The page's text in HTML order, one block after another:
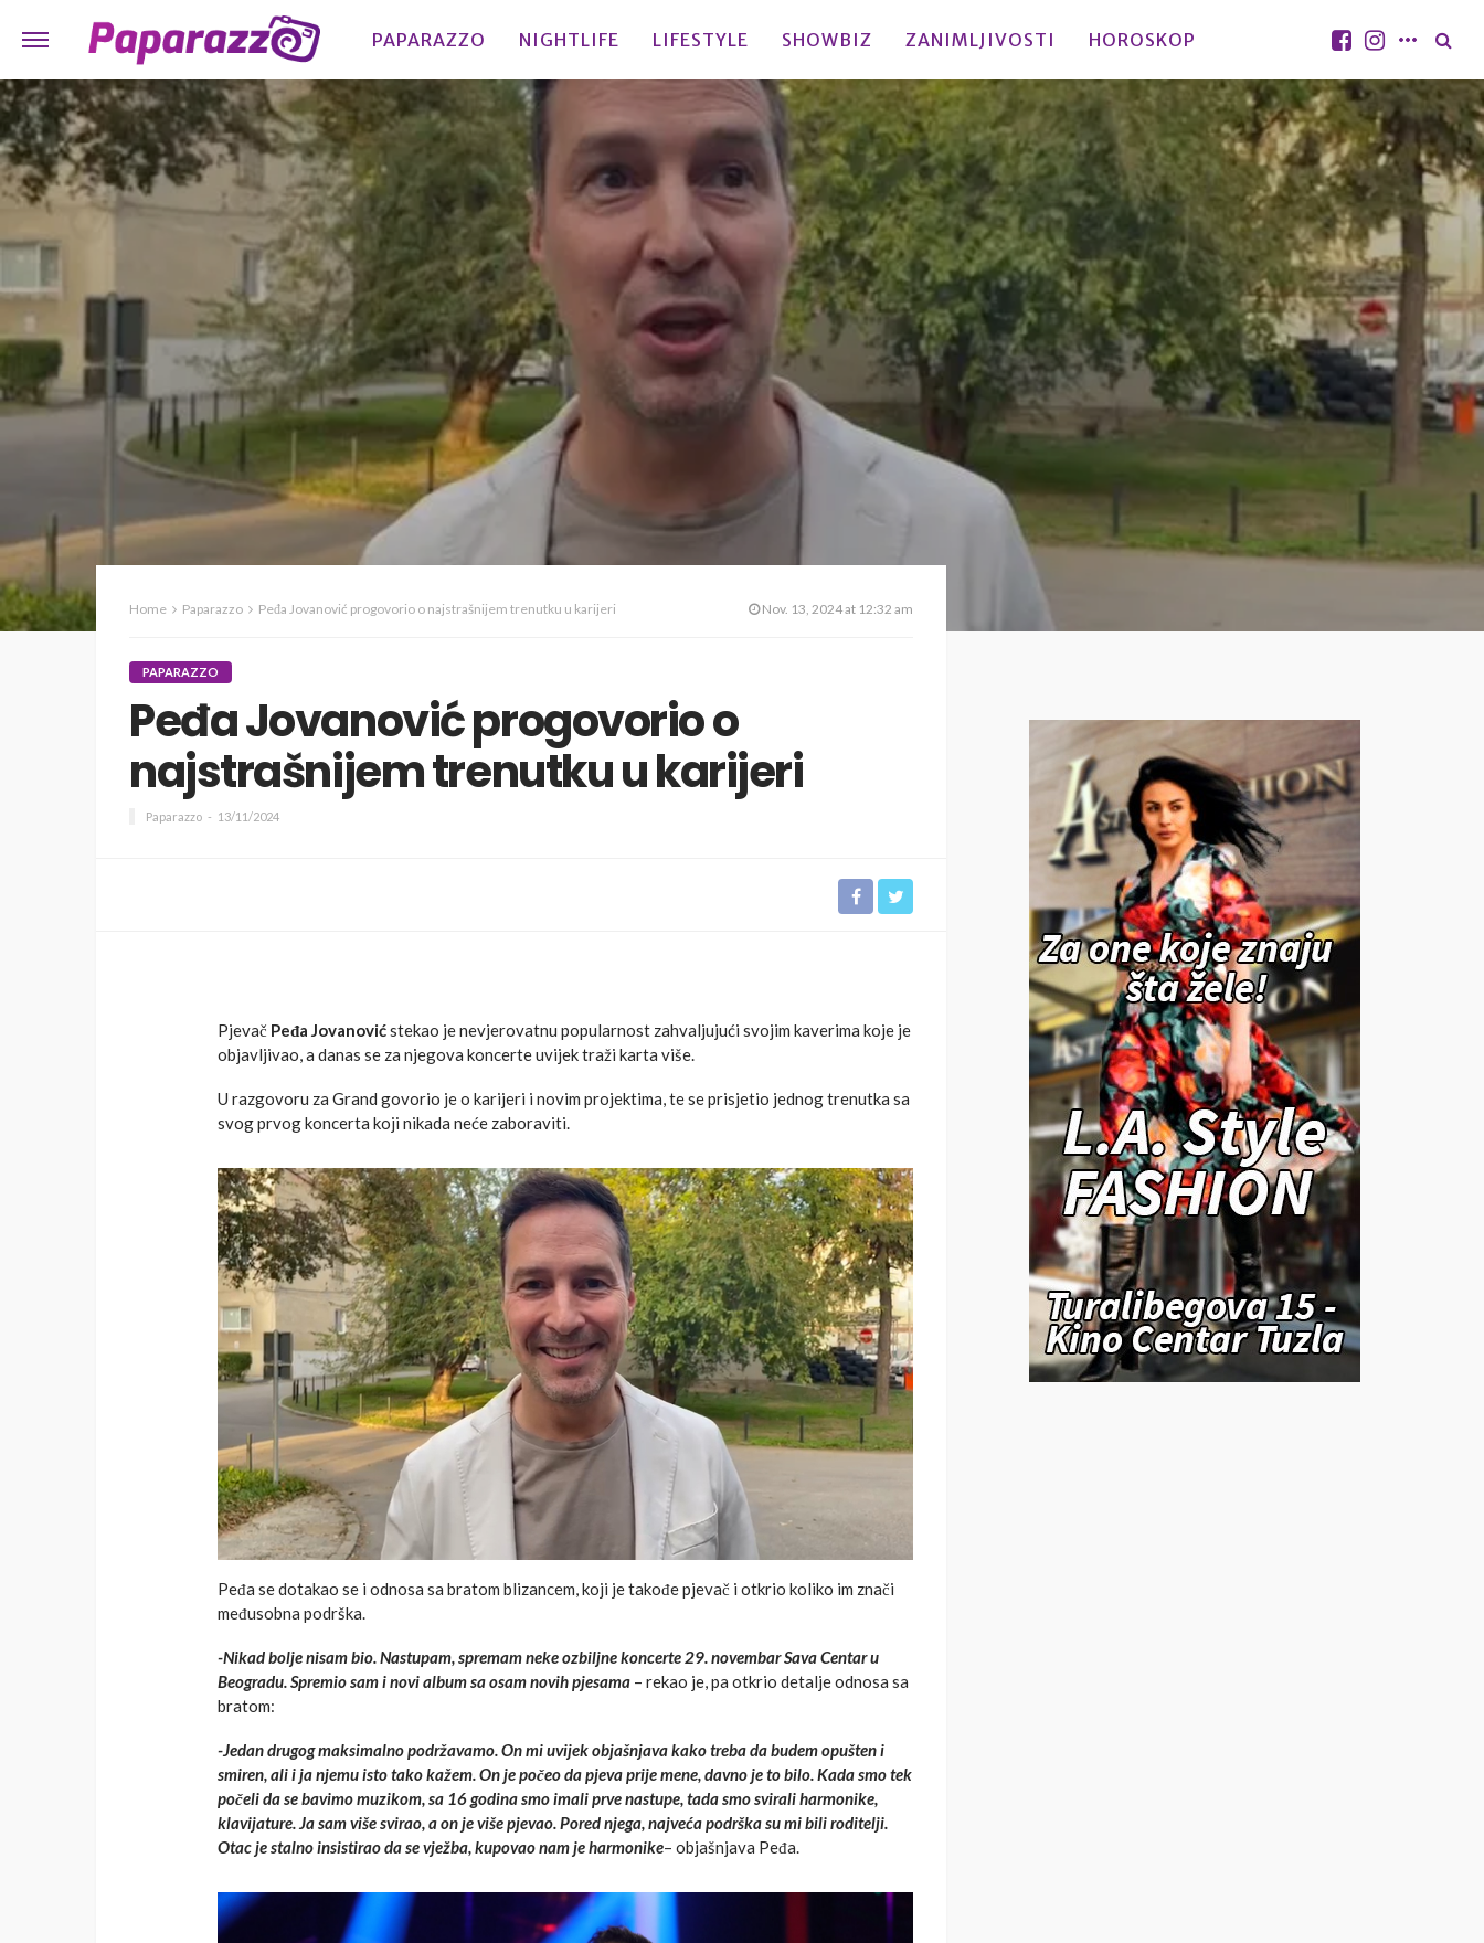
PAPARAZZO NIGHTLIFE LIFESTYLE SHOWBIZ ZANIMLJIVOSTI HOROSKOP
Home Paparazzo Peđa Jovanović progovorio o najstrašnijem trenutku u karijeri Nov. 13, 2024 at 12:32 am
PAPARAZZO
Peđa Jovanović progovorio o
najstrašnijem trenutku u karijeri
Paparazzo 13/11/2024
Pjevač Peđa Jovanovićstekao je nevjerovatnu popularnost zahvaljujući svojim kaverima koje je
objavljivao, a danas se za njegova koncerte uvijek traži karta više.
U razgovoru za Grand govorio je o karijeri i novim projektima, te se prisjetio jednog trenutka sa
svog prvog koncerta koji nikada neće zaboraviti.
Peđa se dotakao se i odnosa sa bratom blizancem, koji je takođe pjevač i otkrio koliko im znači
međusobna podrška.
-Nikad bolje nisam bio. Nastupam, spremam neke ozbiljne koncerte 29. novembar Sava Centar u
Beogradu. Spremio sam i novi album sa osam novih pjesama – rekao je, pa otkrio detalje odnosa sa
bratom:
-Jedan drugog maksimalno podržavamo. On mi uvijek objašnjava kako treba da budem opušten i
smiren, ali i ja njemu isto tako kažem. On je počeo da pjeva prije mene, davno je to bilo. Kada smo tek
počeli da se bavimo muzikom, sa 16 godina smo imali prve nastupe, tada smo svirali harmonike,
klavijature. Ja sam više svirao, a on je više pjevao. Pored njega, najveća podrška su mi bili roditelji.
Otac je stalno insistirao da se vježba, kupovao nam je harmonike– objašnjava Peđa.